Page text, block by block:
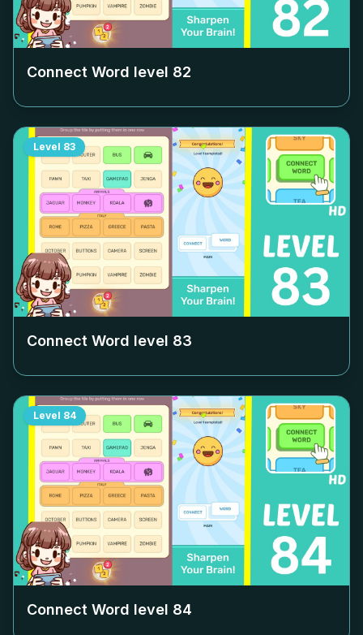
Connect Word level 82
Level 83
Connect Word level 83
Level 84
Connect Word level 84